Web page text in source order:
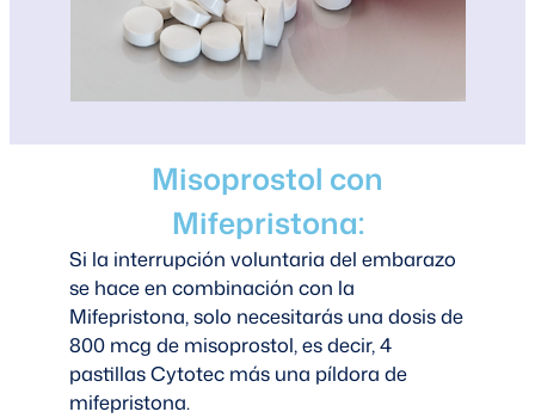
Misoprostol con
Mifepristona:
Si la interrupción voluntaria del embarazo
se hace en combinación con la
Mifepristona, solo necesitarás una dosis de
800 mcg de misoprostol, es decir, 4
pastillas Cytotec más una píldora de
mifepristona.